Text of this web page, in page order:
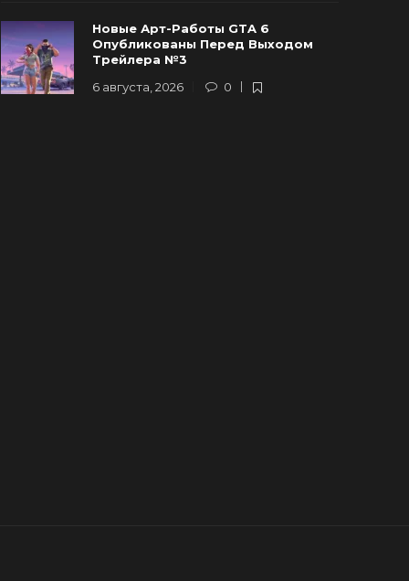
Новые Арт-Работы GTA 6
Опубликованы Перед Выходом
Трейлера №3
6 августа, 2026
0